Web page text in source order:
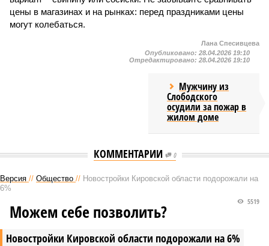
цены в магазинах и на рынках: перед праздниками цены
могут колебаться.
Лана Спесивцева
Опубликовано: 28.04.2026 19:10
Отредактировано: 28.04.2026 19:10
Мужчину из
Слободского
осудили за пожар в
жилом доме
КОММЕНТАРИИ 0
Версия // Общество // Новостройки Кировской области подорожали на
6%
Новостройки Кировской области подорожали на 6%
5519
Можем себе позволить?